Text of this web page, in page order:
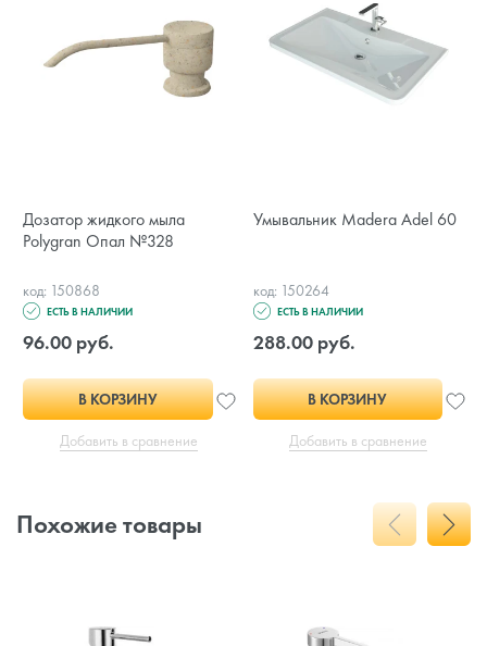
Дозатор жидкого мыла
Polygran Опал №328
код: 150868
ЕСТЬ В НАЛИЧИИ
96.00 руб.
В КОРЗИНУ
Добавить в сравнение
Умывальник Madera Adel 60
код: 150264
ЕСТЬ В НАЛИЧИИ
288.00 руб.
В КОРЗИНУ
Добавить в сравнение
Похожие товары